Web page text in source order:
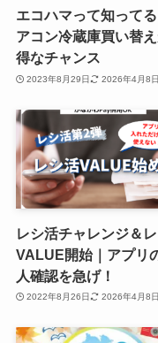
エコハマって知って
アコン冷蔵庫買い替
得なチャンス
2023年8月29日 2026年4月8日
レシ活チャレンジ＆
VALUE開始｜アプリ
人確認を急げ！
2022年8月26日 2026年4月8日